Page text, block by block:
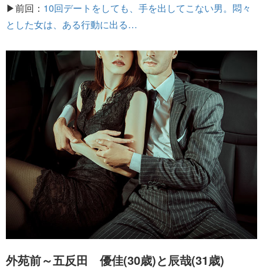
▶前回： 10回デートをしても、手を出してこない男。悶々
とした女は、ある行動に出る…
外苑前～五反田 優佳(30歳)と辰哉(31歳)